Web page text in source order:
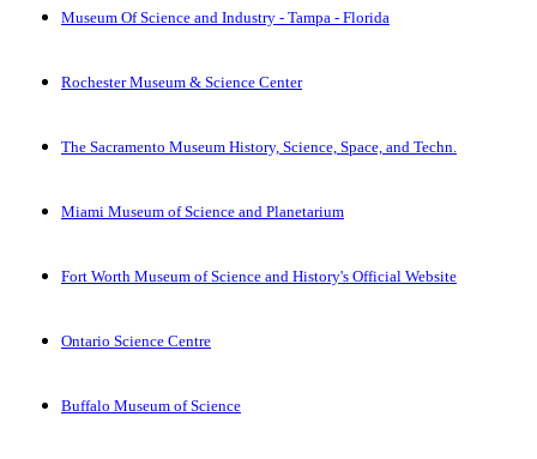
Museum Of Science and Industry - Tampa - Florida
Rochester Museum & Science Center
The Sacramento Museum History, Science, Space, and Techn.
Miami Museum of Science and Planetarium
Fort Worth Museum of Science and History's Official Website
Ontario Science Centre
Buffalo Museum of Science